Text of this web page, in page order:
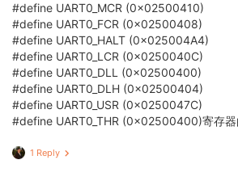
#define UART0_MCR (0x02500410)
#define UART0_FCR (0x02500408)
#define UART0_HALT (0x025004A4)
#define UART0_LCR (0x0250040C)
#define UART0_DLL (0x02500400)
#define UART0_DLH (0x02500404)
#define UART0_USR (0x0250047C)
#define UART0_THR (0x02500400)寄存器
1 Reply